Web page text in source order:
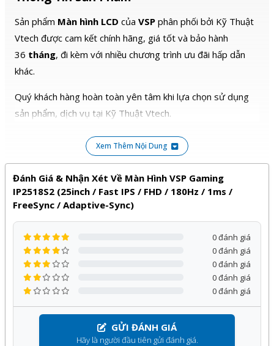
Sản phẩm Màn hình LCD của VSP phân phối bởi Kỹ Thuật
Vtech được cam kết chính hãng, giá tốt và bảo hành
36 tháng, đi kèm với nhiều chương trình ưu đãi hấp dẫn
khác.
Quý khách hàng hoàn toàn yên tâm khi lựa chọn sử dụng
sản phẩm, dịch vụ tại Kỹ Thuật Vtech.
Xem Thêm Nội Dung
Đánh Giá & Nhận Xét Về Màn Hình VSP Gaming
IP2518S2 (25inch / Fast IPS / FHD / 180Hz / 1ms /
FreeSync / Adaptive-Sync)
GỬI ĐÁNH GIÁ
Hãy là người đầu tiên gửi đánh giá.
0 đánh giá
0 đánh giá
0 đánh giá
0 đánh giá
0 đánh giá
Tỉ lệ khung hình
16:9
Tần số quét
180Hz
Nghiêng về trước -5° ~ Nghiêng về
Đế Treo Màn Hình
75x75
Độ phân giải
1920x1080px
557 x 499 x 215mm
100 - 240AC, 50/60Hz / DC 12V/3A
Cân nặng (Sản
phẩm/Bao bì+Sản phẩm)
Tính năng đặc biệt
1. Color Temp (cold/warm/user)
2. Low Blue Light Control
4. Dynamic Contrast Ratio (DCR)
5. FreeSync, Adaptive-Sync
6. FPS/RTS Gaming mode switch
10. Support hand sweep light
3 Năm